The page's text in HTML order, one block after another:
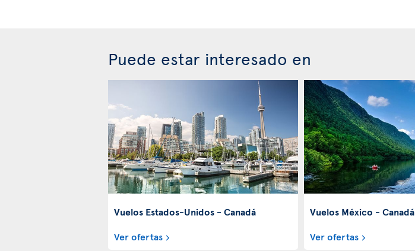
Puede estar interesado en
Vuelos Estados-Unidos - Canadá
Ver ofertas
Vuelos México - Canadá
Ver ofertas